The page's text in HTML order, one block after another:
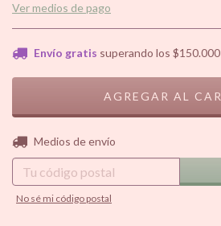
Ver medios de pago
Envío gratis superando los $150.000
Entregas para el CP:
Medios de envío
No sé mi código postal